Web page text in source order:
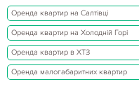
Оренда квартир на Салтівці
Оренда квартир на Холодній Горі
Оренда квартир в ХТЗ
Оренда малогабаритних квартир